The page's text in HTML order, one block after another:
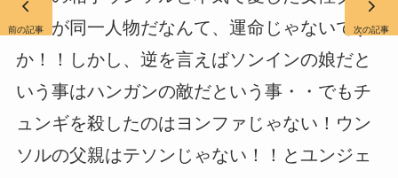
スンが同一人物だなんて、運命じゃないです
か！！しかし、逆を言えばソンインの娘だと
いう事はハンガンの敵だという事・・でもチ
ュンギを殺したのはヨンファじゃない！ウン
ソルの父親はテソンじゃない！！とユンジェ
前の記事 次の記事